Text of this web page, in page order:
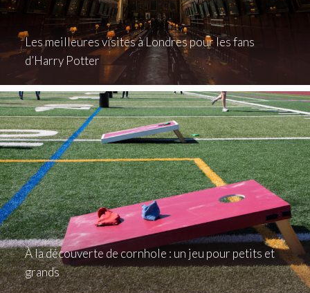
Les meilleures visites à Londres pour les fans
d’Harry Potter
À la découverte de cornhole : un jeu pour petits et
grands